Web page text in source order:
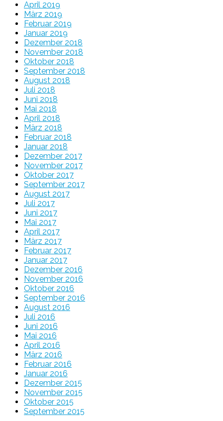
April 2019
März 2019
Februar 2019
Januar 2019
Dezember 2018
November 2018
Oktober 2018
September 2018
August 2018
Juli 2018
Juni 2018
Mai 2018
April 2018
März 2018
Februar 2018
Januar 2018
Dezember 2017
November 2017
Oktober 2017
September 2017
August 2017
Juli 2017
Juni 2017
Mai 2017
April 2017
März 2017
Februar 2017
Januar 2017
Dezember 2016
November 2016
Oktober 2016
September 2016
August 2016
Juli 2016
Juni 2016
Mai 2016
April 2016
März 2016
Februar 2016
Januar 2016
Dezember 2015
November 2015
Oktober 2015
September 2015